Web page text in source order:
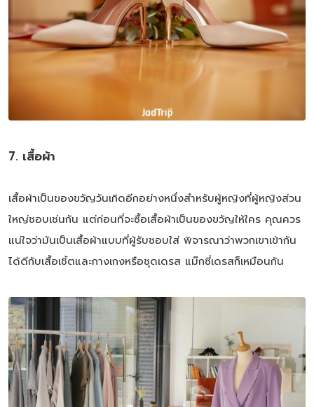
7. เสื้อผ้า
เสื้อผ้าเป็นของขวัญวันเกิดอีกอย่างหนึ่งสำหรับผู้หญิงที่ผู้หญิงส่วน
ใหญ่ชอบเช่นกัน แต่ก่อนที่จะซื้อเสื้อผ้าเป็นของขวัญให้ใคร คุณควร
แน่ใจว่ามันเป็นเสื้อผ้าแบบที่ผู้รับชอบใส่ พิจารณาว่าพวกเขาเข้ากัน
ได้ดีกับเสื้อเชิ้ตและกางเกงหรือชุดเดรส แม๊กซี่เดรสก็เหมือนกัน